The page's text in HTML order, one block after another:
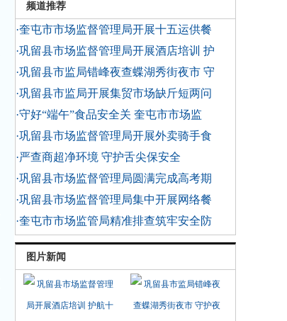
频道推荐
·奎屯市市场监督管理局开展十五运供餐
·巩留县市场监督管理局开展酒店培训 护
·巩留县市监局错峰夜查蝶湖秀街夜市 守
·巩留县市监局开展集贸市场缺斤短两问
·守好“端午”食品安全关 奎屯市市场监
·巩留县市场监督管理局开展外卖骑手食
·严查商超净环境 守护舌尖保安全
·巩留县市场监督管理局圆满完成高考期
·巩留县市场监督管理局集中开展网络餐
·奎屯市市场监管局精准排查筑牢安全防
图片新闻